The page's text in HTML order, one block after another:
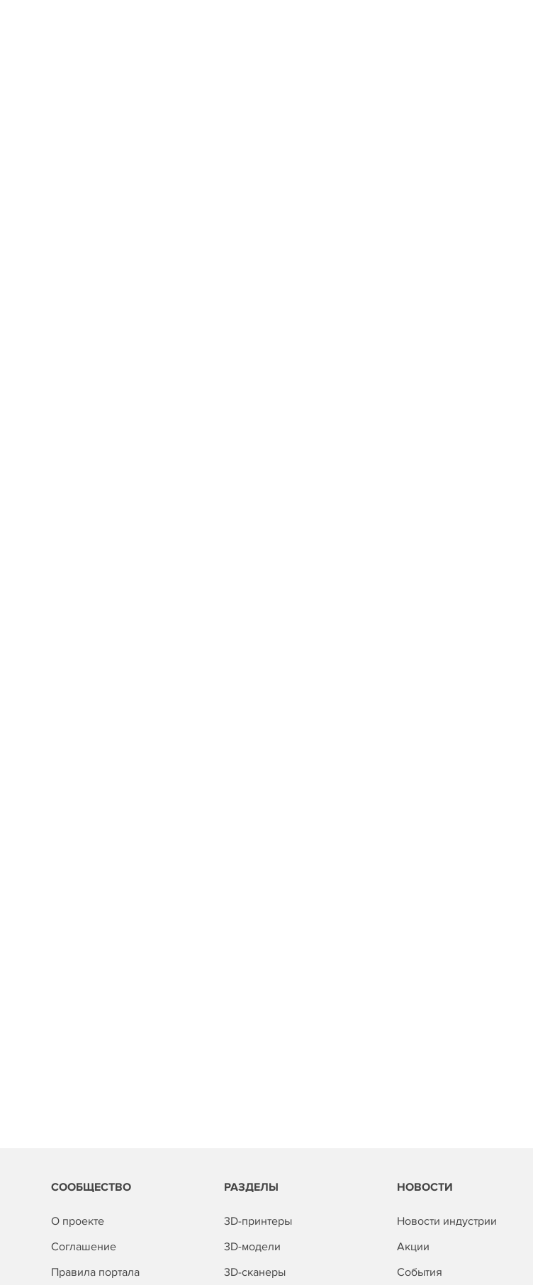
СООБЩЕСТВО
О проекте
Соглашение
Правила портала
РАЗДЕЛЫ
3D-принтеры
3D-модели
3D-сканеры
НОВОСТИ
Новости индустрии
Акции
События